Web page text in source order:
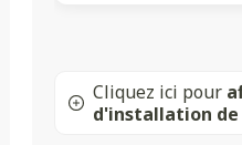
Cliquez ici pour
d'installation